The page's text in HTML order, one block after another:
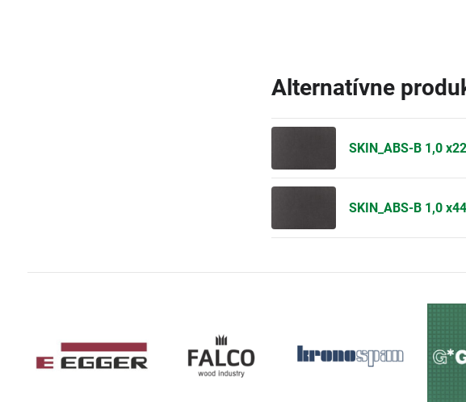
Alternatívne
SKIN_ABS-B 1,0
SKIN_ABS-B 1,0